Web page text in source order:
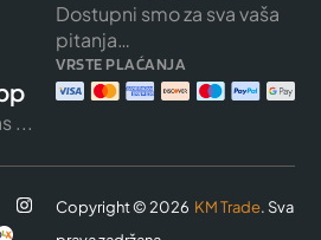
Dostupni smo za sva vaša
pitanja…
...
VRSTE PLAĆANJA
Copyright © 2026 KM Trade. Sva